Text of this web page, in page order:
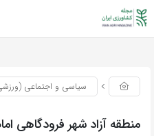
سیاسی و اجتماعی
منطقه آزاد شهر فرودگاهی